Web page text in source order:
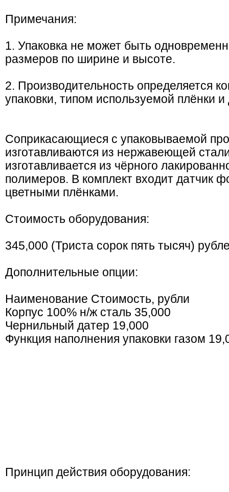
Примечания:
1. Упаковка не может быть
размеров по ширине и высоте.
2. Производительность определяется
упаковки, типом используемой плёнки
Соприкасающиеся с упаковываемой
изготавливаются из нержавеющей
изготавливается из чёрного
полимеров. В комплект входит датчик
цветными плёнками.
Стоимость оборудования:
345,000 (Триста сорок пять тысяч)
Дополнительные опции:
Наименование Стоимость, рубли
Корпус 100% н/ж сталь 35,000
Чернильный датер 19,000
Функция наполнения упаковки газом
Принцип действия оборудования: